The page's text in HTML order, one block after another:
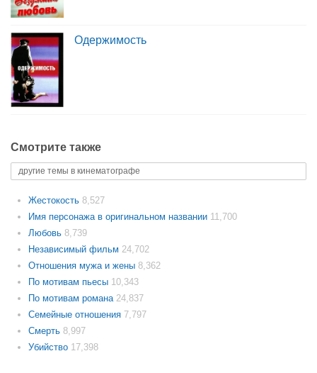
Одержимость
Смотрите также
другие темы в кинематографе
Жестокость 8,527
Имя персонажа в оригинальном названии 11,700
Любовь 8,739
Независимый фильм 24,702
Отношения мужа и жены 8,362
По мотивам пьесы 10,343
По мотивам романа 24,837
Семейные отношения 7,797
Смерть 8,997
Убийство 17,398